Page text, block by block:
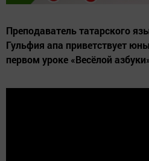
Преподаватель татарского
Гульфия апа приветствует
первом уроке «Весёлой